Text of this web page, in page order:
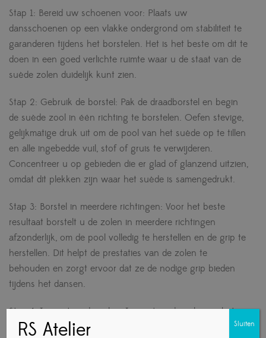
Stap 1: Bereid uw schoenen voor: Plaats uw
dansschoenen op een vlakke ondergrond om stabiliteit te
garanderen tijdens het borstelen. Het is het beste om dit te
doen in een goed verlichte ruimte waar u de staat van de
suède zolen duidelijk kunt zien.
Stap 2: Gebruik de borstel: Pak de draadborstel en begin
de suède zool in één richting te borstelen. Oefen stevige,
gelijkmatige druk uit om de pool van het suède op te tillen
en alle ingebedde vuil, stof of gruis te verwijderen.
Concentreer u op gebieden die er glad of glanzend uitzien,
omdat dit plekken zijn waar het suède is samengedrukt.
Stap 3: Borstel in meerdere richtingen: Voor het beste
resultaat borstelt u de zolen in meerdere richtingen
afzonderlijk, om de pool volledig te herstellen en de grip te
herstellen. Dit helpt de prestaties van de zolen te
behouden en zorgt ervoor dat ze de nodige grip bieden
tijdens het dansen.
Stap 4: Inspecteer de zolen: Inspecteer de zolen na het
borstelen om er zeker van te zijn dat de pool is opgetild
RS Atelier Sluiten